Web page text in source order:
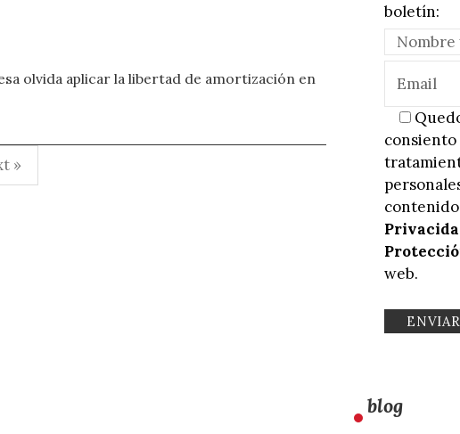
olvida aplicar la libertad de amortización en
»
boletín:
web.
blog